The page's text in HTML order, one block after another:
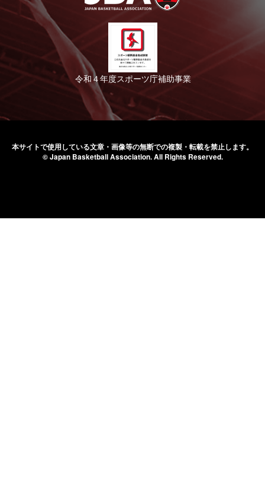
令和４年度スポーツ庁補助事業
本サイトで使用している文章・画像等の無断での複製・転載を禁止します。
© Japan Basketball Association.All Rights Reserved.